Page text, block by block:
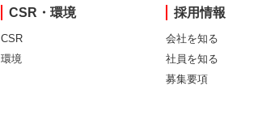
CSR・環境
CSR
環境
採用情報
会社を知る
社員を知る
募集要項